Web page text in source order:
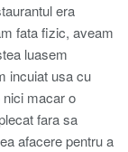
era
fata fizic, aveam
luasem
incuiat usa cu
nici macar o
fara sa
afacere pentru a